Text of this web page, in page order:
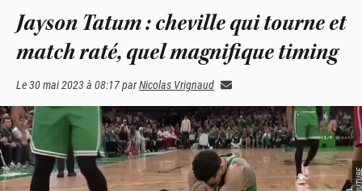
Jayson Tatum : cheville qui tourne et
match raté, quel magnifique timing
Le30 mai 2023 à 08:17parNicolas Vrignaud